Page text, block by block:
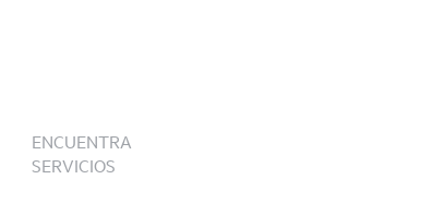
ENCUENTRA
SERVICIOS